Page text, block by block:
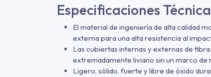
Especificaciones
El material de ingeniería de alta calidad
externa para una alta resistencia al
Las cubiertas internas y externas de
extremadamente liviano sin un marco de
Ligero, sólido, fuerte y libre de óxido